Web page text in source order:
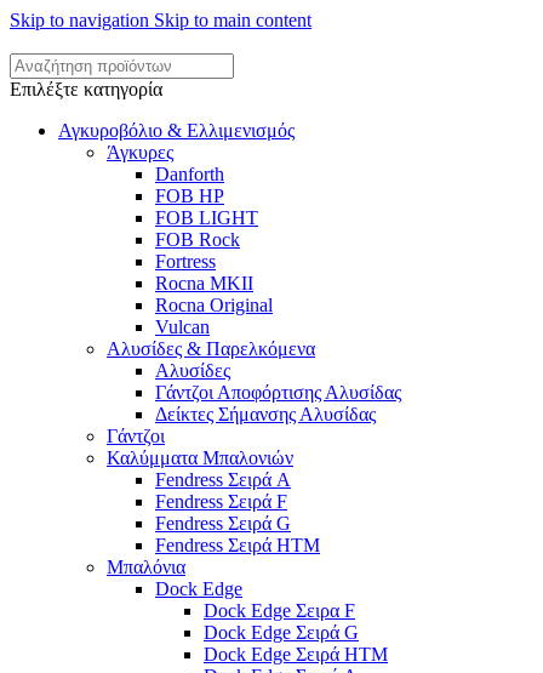
Skip to navigation Skip to main content
Επιλέξτε κατηγορία
Αγκυροβόλιο & Ελλιμενισμός
Άγκυρες
Danforth
FOB HP
FOB LIGHT
FOB Rock
Fortress
Rocna MKII
Rocna Original
Vulcan
Αλυσίδες & Παρελκόμενα
Αλυσίδες
Γάντζοι Αποφόρτισης Αλυσίδας
Δείκτες Σήμανσης Αλυσίδας
Γάντζοι
Καλύμματα Μπαλονιών
Fendress Σειρά A
Fendress Σειρά F
Fendress Σειρά G
Fendress Σειρά HTM
Μπαλόνια
Dock Edge
Dock Edge Σειρα F
Dock Edge Σειρά G
Dock Edge Σειρά HTM